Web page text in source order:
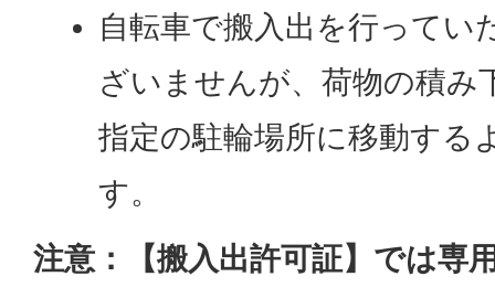
自転車で搬入出を行ってい
ざいませんが、荷物の積み
指定の駐輪場所に移動する
す。
注意：【搬入出許可証】では専